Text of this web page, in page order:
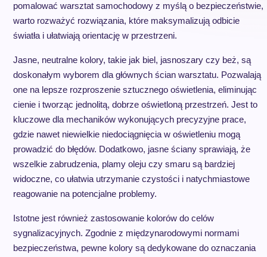
pomalować warsztat samochodowy z myślą o bezpieczeństwie,
warto rozważyć rozwiązania, które maksymalizują odbicie
światła i ułatwiają orientację w przestrzeni.
Jasne, neutralne kolory, takie jak biel, jasnoszary czy beż, są
doskonałym wyborem dla głównych ścian warsztatu. Pozwalają
one na lepsze rozproszenie sztucznego oświetlenia, eliminując
cienie i tworząc jednolitą, dobrze oświetloną przestrzeń. Jest to
kluczowe dla mechaników wykonujących precyzyjne prace,
gdzie nawet niewielkie niedociągnięcia w oświetleniu mogą
prowadzić do błędów. Dodatkowo, jasne ściany sprawiają, że
wszelkie zabrudzenia, plamy oleju czy smaru są bardziej
widoczne, co ułatwia utrzymanie czystości i natychmiastowe
reagowanie na potencjalne problemy.
Istotne jest również zastosowanie kolorów do celów
sygnalizacyjnych. Zgodnie z międzynarodowymi normami
bezpieczeństwa, pewne kolory są dedykowane do oznaczania